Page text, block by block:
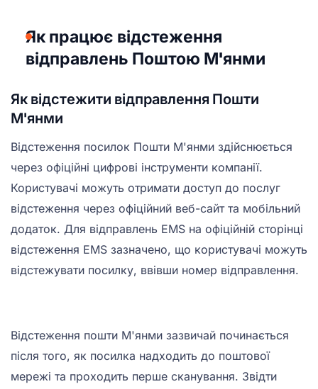
Як працює відстеження
відправлень Поштою М'янми
Як відстежити відправлення Пошти
М'янми
Відстеження посилок Пошти М'янми здійснюється
через офіційні цифрові інструменти компанії.
Користувачі можуть отримати доступ до послуг
відстеження через офіційний веб-сайт та мобільний
додаток. Для відправлень EMS на офіційній сторінці
відстеження EMS зазначено, що користувачі можуть
відстежувати посилку, ввівши номер відправлення.
Відстеження пошти М'янми зазвичай починається
після того, як посилка надходить до поштової
мережі та проходить перше сканування. Звідти